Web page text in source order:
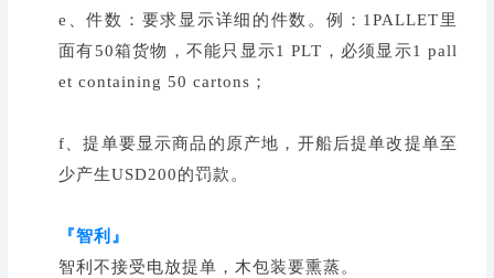
e、件数：要求显示详细的件数。例：1PALLET里
面有50箱货物，不能只显示1 PLT，必须显示1 pall
et containing 50 cartons；
f、提单要显示商品的原产地，开船后提单改提单至
少产生USD200的罚款。
『智利』
智利不接受电放提单，木包装要熏蒸。